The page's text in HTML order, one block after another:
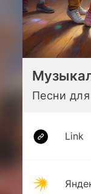
Песни
Link